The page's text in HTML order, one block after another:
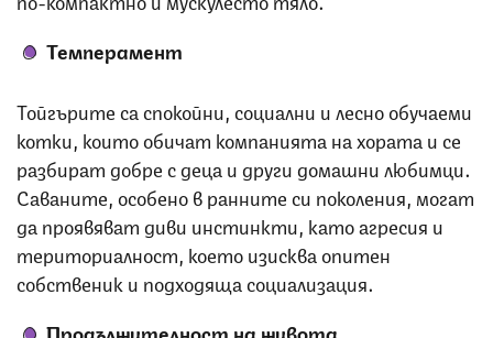
Темперамент
Тойгърите са спокойни, социални и лесно обучаеми
котки, които обичат компанията на хората и се
разбират добре с деца и други домашни любимци.
Саваните, особено в ранните си поколения, могат
да проявяват диви инстинкти, като агресия и
териториалност, което изисква опитен
собственик и подходяща социализация.
Продължителност на живота